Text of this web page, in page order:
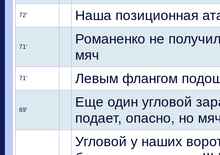
72' Наша позиционная
71'
Романенко не
мяч
71' Левым флангом
69'
Еще один угловой
подает, опасно, но
Угловой у наших